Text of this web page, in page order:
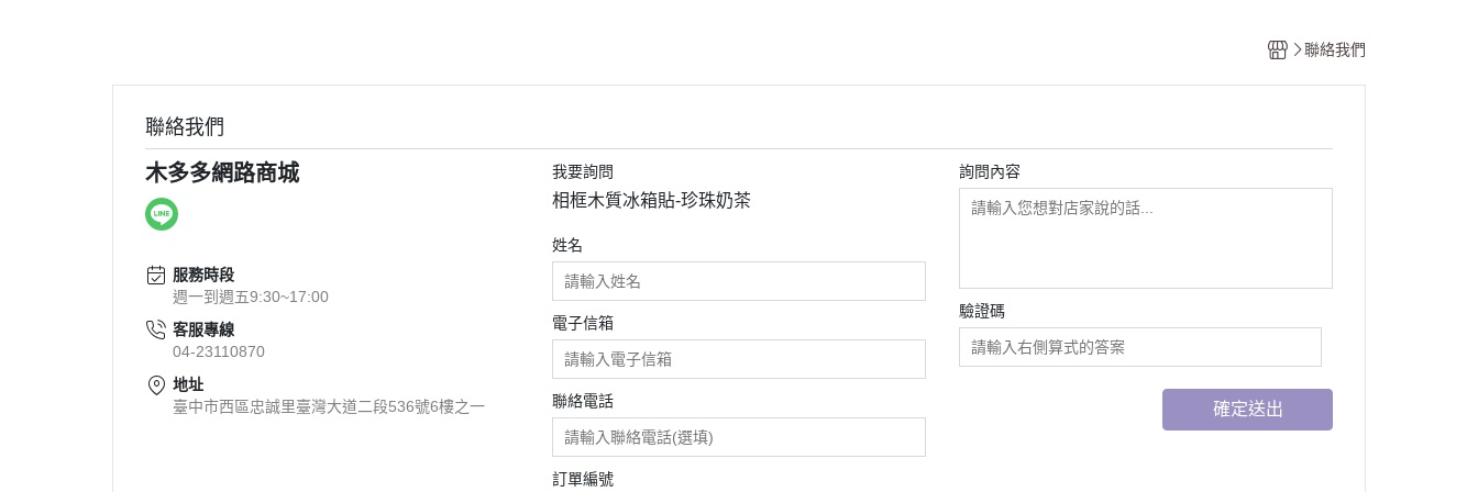
質感吊飾
生活用品
廚房用品
木製擺飾
送家人
升遷禮
聯絡我們
聯絡我們
木多多網路商城
服務時段
週一到週五9:30~17:00
客服專線
04-23110870
地址
臺中市西區忠誠里臺灣大道二段536號6樓之一
我要詢問
相框木質冰箱貼-珍珠奶茶
姓名
電子信箱
聯絡電話
訂單編號
詢問內容
驗證碼
確定送出